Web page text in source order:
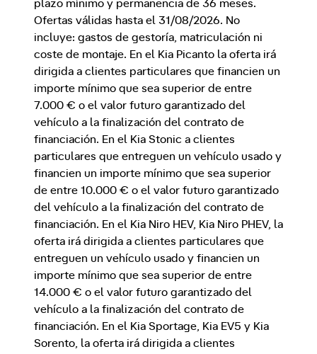
plazo mínimo y permanencia de 36 meses.
Ofertas válidas hasta el 31/08/2026. No
incluye: gastos de gestoría, matriculación ni
coste de montaje. En el Kia Picanto la oferta irá
dirigida a clientes particulares que financien un
importe mínimo que sea superior de entre
7.000 € o el valor futuro garantizado del
vehículo a la finalización del contrato de
financiación. En el Kia Stonic a clientes
particulares que entreguen un vehículo usado y
financien un importe mínimo que sea superior
de entre 10.000 € o el valor futuro garantizado
del vehículo a la finalización del contrato de
financiación. En el Kia Niro HEV, Kia Niro PHEV, la
oferta irá dirigida a clientes particulares que
entreguen un vehículo usado y financien un
importe mínimo que sea superior de entre
14.000 € o el valor futuro garantizado del
vehículo a la finalización del contrato de
financiación. En el Kia Sportage, Kia EV5 y Kia
Sorento, la oferta irá dirigida a clientes